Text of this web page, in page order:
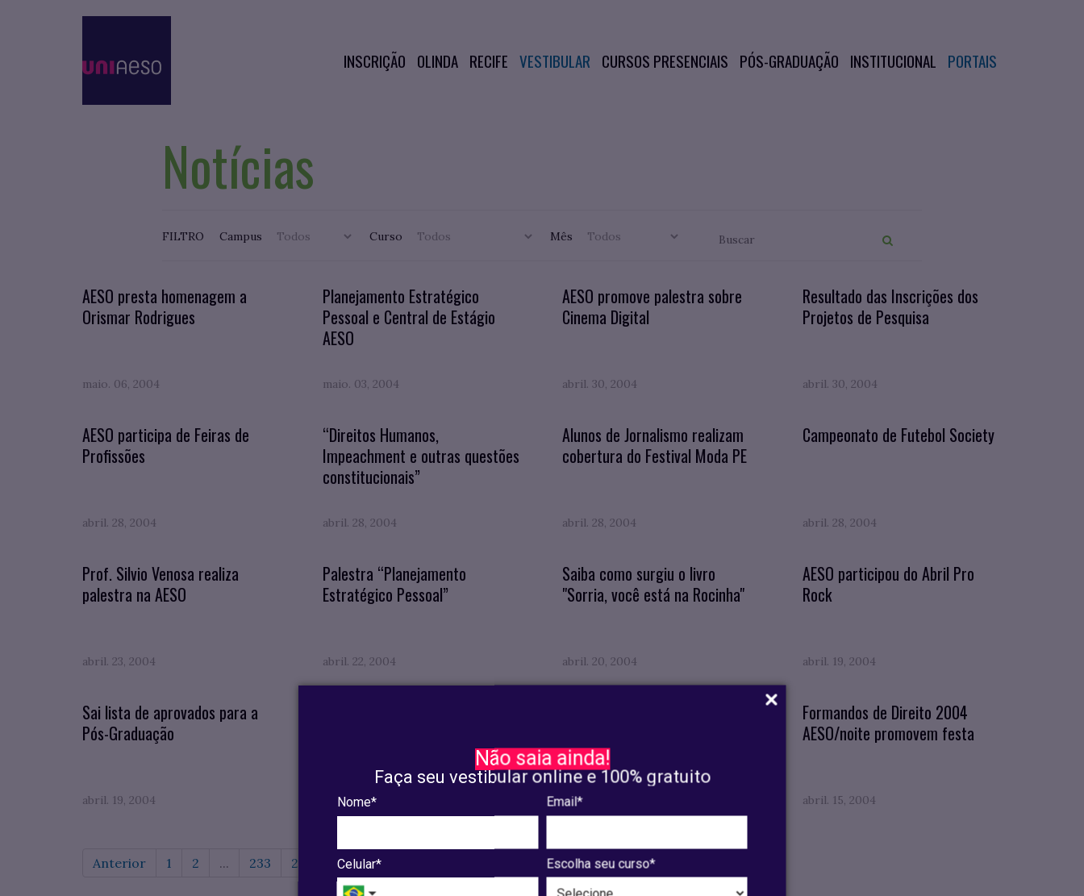
Não saia ainda!
Faça seu vestibular online e 100% gratuito
Nome* Email*
Celular* Escolha seu curso*
INSCRIÇÃO OLINDA RECIFE VESTIBULAR CURSOS PRESENCIAIS PÓS-GRADUAÇÃO INSTITUCIONAL PORTAIS
Notícias
FILTRO Campus Curso Mês
AESO presta homenagem a
Orismar Rodrigues
maio. 06, 2004
Planejamento Estratégico
Pessoal e Central de Estágio
AESO
maio. 03, 2004
AESO promove palestra sobre
Cinema Digital
abril. 30, 2004
Resultado das Inscrições dos
Projetos de Pesquisa
abril. 30, 2004
AESO participa de Feiras de
Profissões
abril. 28, 2004
“Direitos Humanos,
Impeachment e outras questões
constitucionais”
abril. 28, 2004
Alunos de Jornalismo realizam
cobertura do Festival Moda PE
abril. 28, 2004
Campeonato de Futebol Society
abril. 28, 2004
Prof. Silvio Venosa realiza
palestra na AESO
abril. 23, 2004
Palestra “Planejamento
Estratégico Pessoal”
abril. 22, 2004
Saiba como surgiu o livro
"Sorria, você está na Rocinha"
abril. 20, 2004
AESO participou do Abril Pro
Rock
abril. 19, 2004
Sai lista de aprovados para a
Pós-Graduação
abril. 19, 2004 abril. 16, 2004 abril. 15, 2004
Formandos de Direito 2004
AESO/noite promovem festa
abril. 15, 2004
Anterior 1 2 ... 233 234 235 236 240 241 Próxima